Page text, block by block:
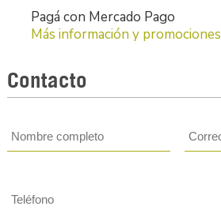
Pagá con Mercado Pago
Más información y promociones
Contacto